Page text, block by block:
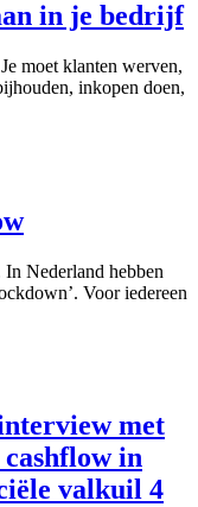
in je bedrijf
moet klanten werven,
inkopen doen,
Nederland hebben
Voor iedereen
met
in
valkuil 4